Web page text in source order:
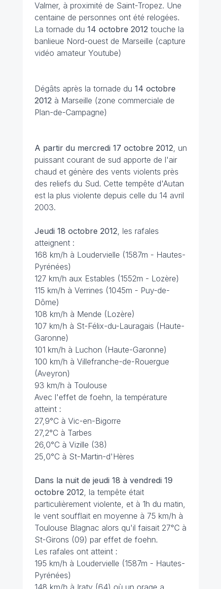
Valmer, à proximité de Saint-Tropez. Une
centaine de personnes ont été relogées.
La tornade du 14 octobre 2012 touche la
banlieue Nord-ouest de Marseille (capture
vidéo amateur Youtube)
Dégâts après la tornade du 14 octobre
2012 à Marseille (zone commerciale de
Plan-de-Campagne)
A partir du mercredi 17 octobre 2012, un
puissant courant de sud apporte de l'air
chaud et génère des vents violents près
des reliefs du Sud. Cette tempête d'Autan
est la plus violente depuis celle du 14 avril
2003.
Jeudi 18 octobre 2012, les rafales
atteignent :
168 km/h à Loudervielle (1587m - Hautes-
Pyrénées)
127 km/h aux Estables (1552m - Lozère)
115 km/h à Verrines (1045m - Puy-de-
Dôme)
108 km/h à Mende (Lozère)
107 km/h à St-Félix-du-Lauragais (Haute-
Garonne)
101 km/h à Luchon (Haute-Garonne)
100 km/h à Villefranche-de-Rouergue
(Aveyron)
93 km/h à Toulouse
Avec l'effet de foehn, la température
atteint :
27,9°C à Vic-en-Bigorre
27,2°C à Tarbes
26,0°C à Vizille (38)
25,0°C à St-Martin-d'Hères
Dans la nuit de jeudi 18 à vendredi 19
octobre 2012, la tempête était
particulièrement violente, et à 1h du matin,
le vent soufflait en moyenne à 75 km/h à
Toulouse Blagnac alors qu'il faisait 27°C à
St-Girons (09) par effet de foehn.
Les rafales ont atteint :
195 km/h à Loudervielle (1587m - Hautes-
Pyrénées)
148 km/h à Iraty (64) où un orage a